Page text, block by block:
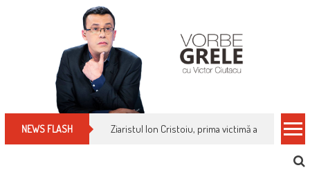
NEWS FLASH Ziaristul Ion Cristoiu, prima victimă a noi